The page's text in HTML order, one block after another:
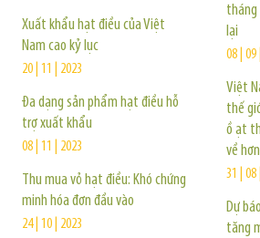
Xuất khẩu hạt điều của Việt
Nam cao kỷ lục
20 | 11 | 2023
Đa dạng sản phẩm hạt điều hỗ
trợ xuất khẩu
08 | 11 | 2023
Thu mua vỏ hạt điều: Khó chứng
minh hóa đơn đầu vào
24 | 10 | 2023
tháng
lại
08 | 09
Việt
thế
ồ ạt
về
31 | 08
Dự
tăng